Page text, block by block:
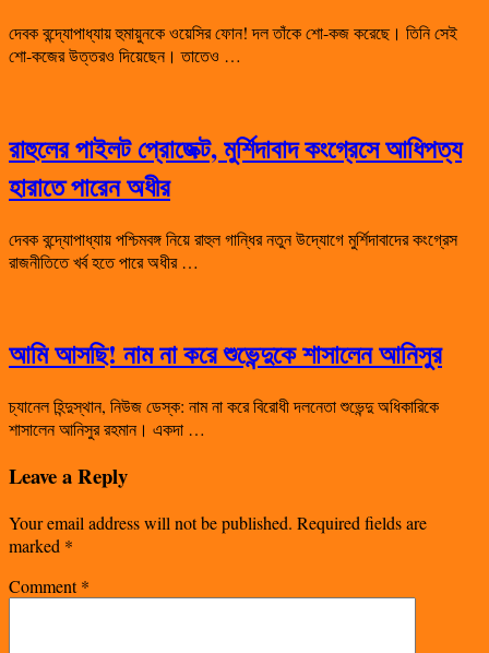
দেবক বন্দ্যোপাধ্যায় হুমায়ুনকে ওয়েসির ফোন! দল তাঁকে শো-কজ করেছে। তিনি সেই
শো-কজের উত্তরও দিয়েছেন। তাতেও …
রাহুলের পাইলট প্রোজেক্ট, মুর্শিদাবাদ কংগ্রেসে আধিপত্য
হারাতে পারেন অধীর
দেবক বন্দ্যোপাধ্যায় পশ্চিমবঙ্গ নিয়ে রাহুল গান্ধির নতুন উদ্যোগে মুর্শিদাবাদের কংগ্রেস
রাজনীতিতে খর্ব হতে পারে অধীর …
আমি আসছি! নাম না করে শুভেন্দুকে শাসালেন আনিসুর
চ্যানেল হিন্দুস্থান, নিউজ ডেস্ক: নাম না করে বিরোধী দলনেতা শুভেন্দু অধিকারিকে
শাসালেন আনিসুর রহমান। একদা …
Leave a Reply
Your email address will not be published. Required fields are
marked *
Comment*